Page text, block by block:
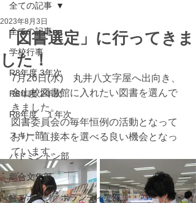
全ての記事
学校行事
R8年度 3年次
R8年度 2年次
R8年度 １年次
スキー部
バドミントン部
総合文化部
軽スポーツ／ボランティア部
全ての記事
「図書選定」に行ってきま
した！
2023年8月3日
7月26日(水)　丸井八文字屋へ出向き、
金山校図書館に入れたい図書を選んで
きました。
図書委員会の毎年恒例の活動となって
おり、直接本を選べる良い機会となっ
ています。